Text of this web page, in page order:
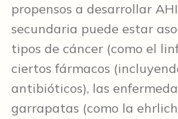
propensos a desarrollar
secundaria puede estar
tipos de cáncer (como el
ciertos fármacos
antibióticos), las
garrapatas (como la